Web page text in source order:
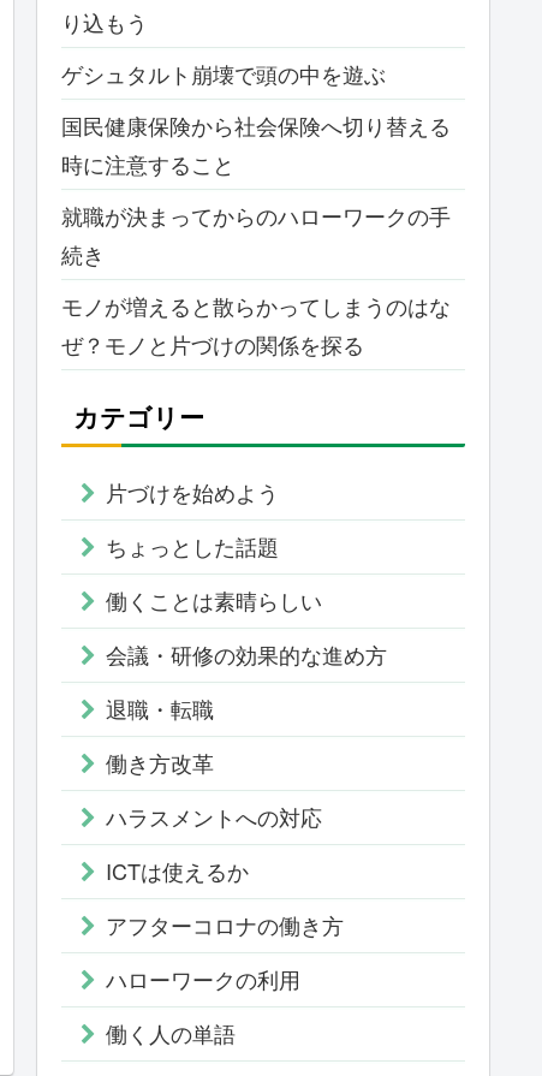
り込もう
ゲシュタルト崩壊で頭の中を遊ぶ
国民健康保険から社会保険へ切り替える
時に注意すること
就職が決まってからのハローワークの手
続き
モノが増えると散らかってしまうのはな
ぜ？モノと片づけの関係を探る
カテゴリー
片づけを始めよう
ちょっとした話題
働くことは素晴らしい
会議・研修の効果的な進め方
退職・転職
働き方改革
ハラスメントへの対応
ICTは使えるか
アフターコロナの働き方
ハローワークの利用
働く人の単語